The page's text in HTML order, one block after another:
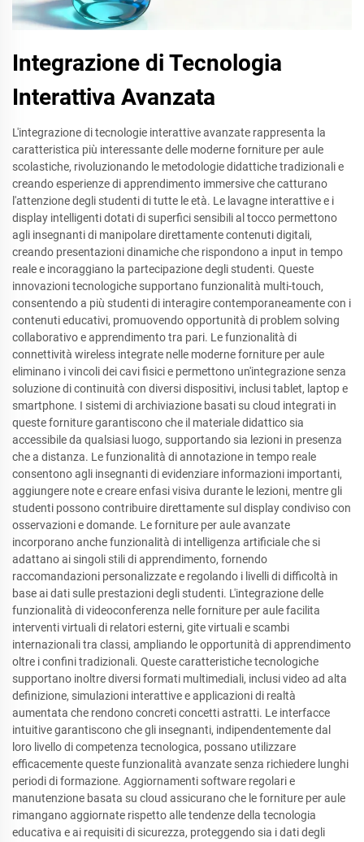
Integrazione di Tecnologia
Interattiva Avanzata
L'integrazione di tecnologie interattive avanzate rappresenta la
caratteristica più interessante delle moderne forniture per aule
scolastiche, rivoluzionando le metodologie didattiche tradizionali e
creando esperienze di apprendimento immersive che catturano
l'attenzione degli studenti di tutte le età. Le lavagne interattive e i
display intelligenti dotati di superfici sensibili al tocco permettono
agli insegnanti di manipolare direttamente contenuti digitali,
creando presentazioni dinamiche che rispondono a input in tempo
reale e incoraggiano la partecipazione degli studenti. Queste
innovazioni tecnologiche supportano funzionalità multi-touch,
consentendo a più studenti di interagire contemporaneamente con i
contenuti educativi, promuovendo opportunità di problem solving
collaborativo e apprendimento tra pari. Le funzionalità di
connettività wireless integrate nelle moderne forniture per aule
eliminano i vincoli dei cavi fisici e permettono un'integrazione senza
soluzione di continuità con diversi dispositivi, inclusi tablet, laptop e
smartphone. I sistemi di archiviazione basati su cloud integrati in
queste forniture garantiscono che il materiale didattico sia
accessibile da qualsiasi luogo, supportando sia lezioni in presenza
che a distanza. Le funzionalità di annotazione in tempo reale
consentono agli insegnanti di evidenziare informazioni importanti,
aggiungere note e creare enfasi visiva durante le lezioni, mentre gli
studenti possono contribuire direttamente sul display condiviso con
osservazioni e domande. Le forniture per aule avanzate
incorporano anche funzionalità di intelligenza artificiale che si
adattano ai singoli stili di apprendimento, fornendo
raccomandazioni personalizzate e regolando i livelli di difficoltà in
base ai dati sulle prestazioni degli studenti. L'integrazione delle
funzionalità di videoconferenza nelle forniture per aule facilita
interventi virtuali di relatori esterni, gite virtuali e scambi
internazionali tra classi, ampliando le opportunità di apprendimento
oltre i confini tradizionali. Queste caratteristiche tecnologiche
supportano inoltre diversi formati multimediali, inclusi video ad alta
definizione, simulazioni interattive e applicazioni di realtà
aumentata che rendono concreti concetti astratti. Le interfacce
intuitive garantiscono che gli insegnanti, indipendentemente dal
loro livello di competenza tecnologica, possano utilizzare
efficacemente queste funzionalità avanzate senza richiedere lunghi
periodi di formazione. Aggiornamenti software regolari e
manutenzione basata su cloud assicurano che le forniture per aule
rimangano aggiornate rispetto alle tendenze della tecnologia
educativa e ai requisiti di sicurezza, proteggendo sia i dati degli